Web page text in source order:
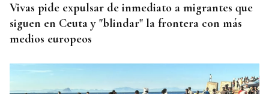
Vivas pide expulsar de inmediato a migrantes que
siguen en Ceuta y "blindar" la frontera con más
medios europeos